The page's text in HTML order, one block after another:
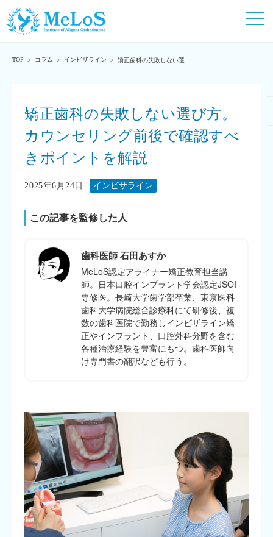
TOP > コラム > インビザライン > 矯正歯科の失敗しない選び
矯正歯科の失敗しない選び方。
カウンセリング前後で確認すべ
きポイントを解説
2025年6月24日 インビザライン
この記事を監修した人
歯科医師 石田あすか
MeLoS認定アライナー矯正教育担当講
師。日本口腔インプラント学会認定JSOI
専修医。長崎大学歯学部卒業、東京医科
歯科大学病院総合診療科にて研修後、複
数の歯科医院で勤務しインビザライン矯
正やインプラント、口腔外科分野を含む
各種治療経験を豊富にもつ。歯科医師向
け専門書の翻訳なども行う。